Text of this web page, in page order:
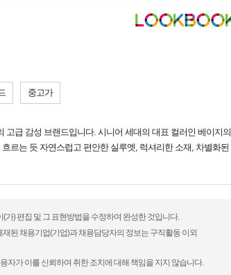
중고가
급 감성 브랜드입니다. 시니어 세대의 대표 컬러인 베이지의
르는 듯 자연스럽고 편안한 실루엣, 럭셔리한 소재, 차별화된
(가) 편집 및 그 표현방법을 수정하여 완성한 것입니다.
된 채용기업(기업)과 채용담당자의 정보는 구직활동 이외
자가 이를 신뢰하여 취한 조치에 대해 책임을 지지 않습니다.